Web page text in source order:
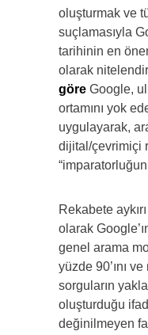
oluşturmak ve
suçlamasıyla
tarihinin en
olarak
göre Google,
ortamını yok
uygulayarak,
dijital/çevrimiçi
Rekabete
olarak
genel arama
yüzde 90’ını
sorguların
oluşturduğu
değinilmeyen